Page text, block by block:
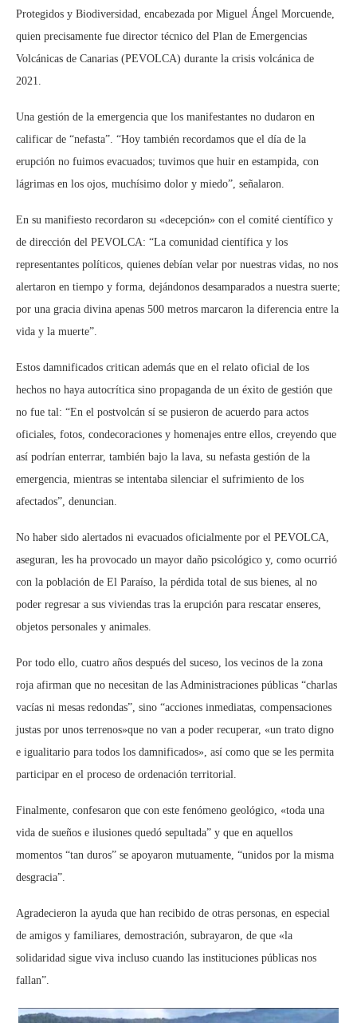
Protegidos y Biodiversidad, encabezada por Miguel Ángel Morcuende,
quien precisamente fue director técnico del Plan de Emergencias
Volcánicas de Canarias (PEVOLCA) durante la crisis volcánica de
2021.
Una gestión de la emergencia que los manifestantes no dudaron en
calificar de “nefasta”. “Hoy también recordamos que el día de la
erupción no fuimos evacuados; tuvimos que huir en estampida, con
lágrimas en los ojos, muchísimo dolor y miedo”, señalaron.
En su manifiesto recordaron su «decepción» con el comité científico y
de dirección del PEVOLCA: “La comunidad científica y los
representantes políticos, quienes debían velar por nuestras vidas, no nos
alertaron en tiempo y forma, dejándonos desamparados a nuestra suerte;
por una gracia divina apenas 500 metros marcaron la diferencia entre la
vida y la muerte”.
Estos damnificados critican además que en el relato oficial de los
hechos no haya autocrítica sino propaganda de un éxito de gestión que
no fue tal: “En el postvolcán sí se pusieron de acuerdo para actos
oficiales, fotos, condecoraciones y homenajes entre ellos, creyendo que
así podrían enterrar, también bajo la lava, su nefasta gestión de la
emergencia, mientras se intentaba silenciar el sufrimiento de los
afectados”, denuncian.
No haber sido alertados ni evacuados oficialmente por el PEVOLCA,
aseguran, les ha provocado un mayor daño psicológico y, como ocurrió
con la población de El Paraíso, la pérdida total de sus bienes, al no
poder regresar a sus viviendas tras la erupción para rescatar enseres,
objetos personales y animales.
Por todo ello, cuatro años después del suceso, los vecinos de la zona
roja afirman que no necesitan de las Administraciones públicas “charlas
vacías ni mesas redondas”, sino “acciones inmediatas, compensaciones
justas por unos terrenos»que no van a poder recuperar, «un trato digno
e igualitario para todos los damnificados», así como que se les permita
participar en el proceso de ordenación territorial.
Finalmente, confesaron que con este fenómeno geológico, «toda una
vida de sueños e ilusiones quedó sepultada” y que en aquellos
momentos “tan duros” se apoyaron mutuamente, “unidos por la misma
desgracia”.
Agradecieron la ayuda que han recibido de otras personas, en especial
de amigos y familiares, demostración, subrayaron, de que «la
solidaridad sigue viva incluso cuando las instituciones públicas nos
fallan”.